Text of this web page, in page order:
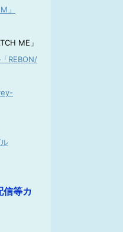
」
ME」
REBON/
信等カ